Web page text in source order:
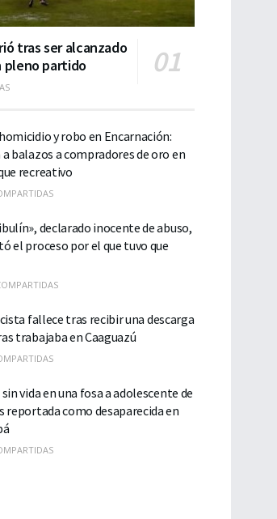
tras ser alcanzado
pleno partido
y robo en Encarnación:
balazos a compradores de oro en
recreativo
declarado inocente de abuso,
el proceso por el que tuvo que
fallece tras recibir una descarga
trabajaba en Caaguazú
vida en una fosa a adolescente de
reportada como desaparecida en